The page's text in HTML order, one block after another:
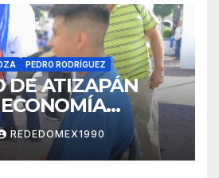
PEDRO RODRÍGUEZ
DE ATIZAPÁN
SERVICIOS
ANTE EL
CLASES
REDEDOMEX1990